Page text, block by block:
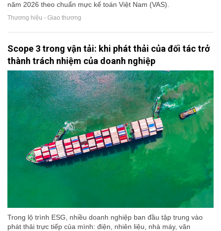
năm 2026 theo chuẩn mực kế toán Việt Nam (VAS).
Thương hiệu - Giao thương
Scope 3 trong vận tải: khi phát thải của đối tác trở
thành trách nhiệm của doanh nghiệp
Trong lộ trình ESG, nhiều doanh nghiệp ban đầu tập trung vào
phát thải trực tiếp của mình: điện, nhiên liệu, nhà máy, văn